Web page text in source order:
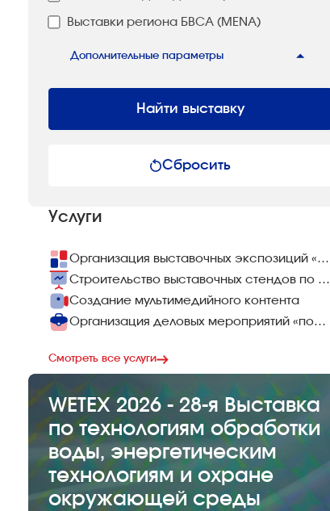
Выставки региона БВСА (MENA)
Дополнительные параметры
Найти выставку
Сбросить
Услуги
Организация выставочных экспозиций «под ключ»
Строительство выставочных стендов по всему миру
Создание мультимедийного контента
Организация деловых мероприятий «под ключ»
Смотреть все услуги
WETEX 2026 - 28-я Выставка
по технологиям обработки
воды, энергетическим
технологиям и охране
окружающей среды